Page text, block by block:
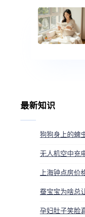
最新知识
无人机空中充
上海钟点房价
蚕宝宝为啥总
孕妇肚子笑脸